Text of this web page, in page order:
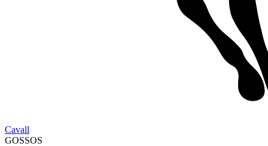
Cavall
GOSSOS